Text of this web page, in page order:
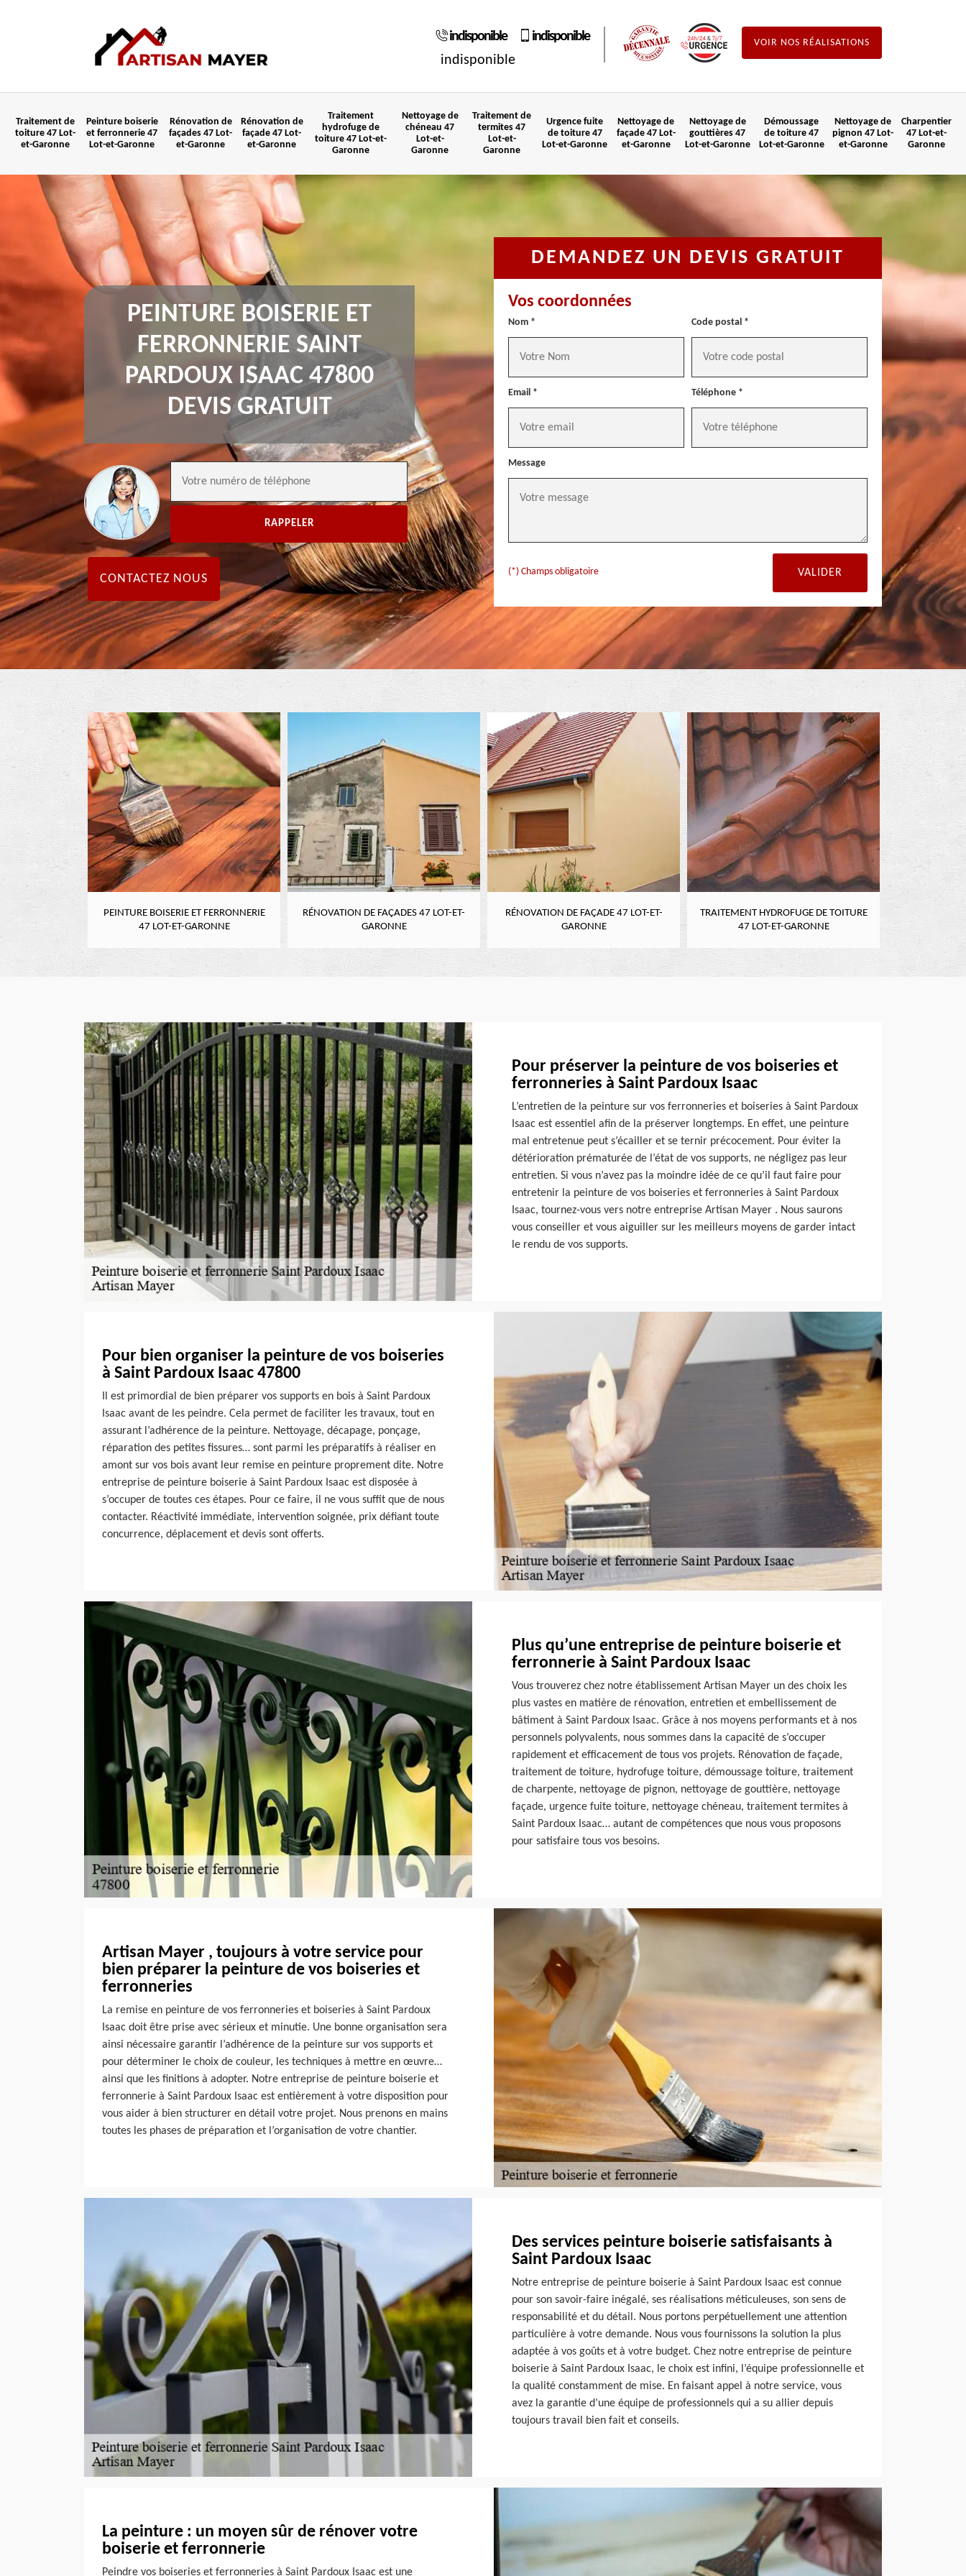
indisponible
indisponible
indisponible
VOIR NOS RÉALISATIONS
Traitement de
toiture 47 Lot-
et-Garonne
Peinture boiserie
et ferronnerie 47
Lot-et-Garonne
Rénovation de
façades 47 Lot-
et-Garonne
Rénovation de
façade 47 Lot-
et-Garonne
Traitement
hydrofuge de
toiture 47 Lot-et-
Garonne
Nettoyage de
chéneau 47
Lot-et-
Garonne
Traitement de
termites 47
Lot-et-
Garonne
Urgence fuite
de toiture 47
Lot-et-Garonne
Nettoyage de
façade 47 Lot-
et-Garonne
Nettoyage de
gouttières 47
Lot-et-Garonne
Démoussage
de toiture 47
Lot-et-Garonne
Nettoyage de
pignon 47 Lot-
et-Garonne
Charpentier
47 Lot-et-
Garonne
PEINTURE BOISERIE ET
FERRONNERIE SAINT
PARDOUX ISAAC 47800
DEVIS GRATUIT
CONTACTEZ NOUS
DEMANDEZ UN DEVIS GRATUIT
Vos coordonnées
Nom * Code postal *
Email * Téléphone *
Message
(*) Champs obligatoire
PEINTURE BOISERIE ET FERRONNERIE
47 LOT-ET-GARONNE
RÉNOVATION DE FAÇADES 47 LOT-ET-
GARONNE
RÉNOVATION DE FAÇADE 47 LOT-ET-
GARONNE
TRAITEMENT HYDROFUGE DE TOITURE
47 LOT-ET-GARONNE
Pour préserver la peinture de vos boiseries et
ferronneries à Saint Pardoux Isaac
L’entretien de la peinture sur vos ferronneries et boiseries à Saint Pardoux
Isaac est essentiel afin de la préserver longtemps. En effet, une peinture
mal entretenue peut s’écailler et se ternir précocement. Pour éviter la
détérioration prématurée de l’état de vos supports, ne négligez pas leur
entretien. Si vous n’avez pas la moindre idée de ce qu’il faut faire pour
entretenir la peinture de vos boiseries et ferronneries à Saint Pardoux
Isaac, tournez-vous vers notre entreprise Artisan Mayer . Nous saurons
vous conseiller et vous aiguiller sur les meilleurs moyens de garder intact
le rendu de vos supports.
Pour bien organiser la peinture de vos boiseries
à Saint Pardoux Isaac 47800
Il est primordial de bien préparer vos supports en bois à Saint Pardoux
Isaac avant de les peindre. Cela permet de faciliter les travaux, tout en
assurant l’adhérence de la peinture. Nettoyage, décapage, ponçage,
réparation des petites fissures… sont parmi les préparatifs à réaliser en
amont sur vos bois avant leur remise en peinture proprement dite. Notre
entreprise de peinture boiserie à Saint Pardoux Isaac est disposée à
s’occuper de toutes ces étapes. Pour ce faire, il ne vous suffit que de nous
contacter. Réactivité immédiate, intervention soignée, prix défiant toute
concurrence, déplacement et devis sont offerts.
Plus qu’une entreprise de peinture boiserie et
ferronnerie à Saint Pardoux Isaac
Vous trouverez chez notre établissement Artisan Mayer un des choix les
plus vastes en matière de rénovation, entretien et embellissement de
bâtiment à Saint Pardoux Isaac. Grâce à nos moyens performants et à nos
personnels polyvalents, nous sommes dans la capacité de s’occuper
rapidement et efficacement de tous vos projets. Rénovation de façade,
traitement de toiture, hydrofuge toiture, démoussage toiture, traitement
de charpente, nettoyage de pignon, nettoyage de gouttière, nettoyage
façade, urgence fuite toiture, nettoyage chéneau, traitement termites à
Saint Pardoux Isaac… autant de compétences que nous vous proposons
pour satisfaire tous vos besoins.
Artisan Mayer , toujours à votre service pour
bien préparer la peinture de vos boiseries et
ferronneries
La remise en peinture de vos ferronneries et boiseries à Saint Pardoux
Isaac doit être prise avec sérieux et minutie. Une bonne organisation sera
ainsi nécessaire garantir l’adhérence de la peinture sur vos supports et
pour déterminer le choix de couleur, les techniques à mettre en œuvre…
ainsi que les finitions à adopter. Notre entreprise de peinture boiserie et
ferronnerie à Saint Pardoux Isaac est entièrement à votre disposition pour
vous aider à bien structurer en détail votre projet. Nous prenons en mains
toutes les phases de préparation et l’organisation de votre chantier.
Des services peinture boiserie satisfaisants à
Saint Pardoux Isaac
Notre entreprise de peinture boiserie à Saint Pardoux Isaac est connue
pour son savoir-faire inégalé, ses réalisations méticuleuses, son sens de
responsabilité et du détail. Nous portons perpétuellement une attention
particulière à votre demande. Nous vous fournissons la solution la plus
adaptée à vos goûts et à votre budget. Chez notre entreprise de peinture
boiserie à Saint Pardoux Isaac, le choix est infini, l’équipe professionnelle et
la qualité constamment de mise. En faisant appel à notre service, vous
avez la garantie d’une équipe de professionnels qui a su allier depuis
toujours travail bien fait et conseils.
La peinture : un moyen sûr de rénover votre
boiserie et ferronnerie
Peindre vos boiseries et ferronneries à Saint Pardoux Isaac est une